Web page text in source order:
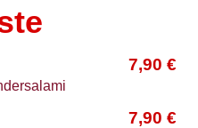
7,90 €
7,90 €